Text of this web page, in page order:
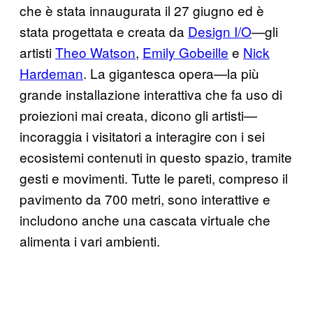
che è stata innaugurata il 27 giugno ed è
stata progettata e creata da Design I/O—gli
artistiTheo Watson, Emily Gobeille e Nick
Hardeman. La gigantesca opera—la più
grande installazione interattiva che fa uso di
proiezioni mai creata, dicono gli artisti—
incoraggia i visitatori a interagire con i sei
ecosistemi contenuti in questo spazio, tramite
gesti e movimenti. Tutte le pareti, compreso il
pavimento da 700 metri, sono interattive e
includono anche una cascata virtuale che
alimenta i vari ambienti.